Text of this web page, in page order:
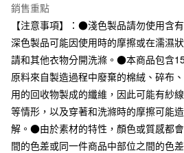
元大商業銀行
玉山商業銀行
星
台新國際商業銀行
中
台灣樂天信用卡公司
悠遊付
運送方式
全家取貨付款
每筆NT$65，滿NT$1,000(含以上)免運
付款後全家取貨
每筆NT$65，滿NT$1,000(含以上)免運
銷售重點
【注意事項】：●淺色製品請勿使用含
深色製品可能因使用時的摩擦或在濡濕
請和其他衣物分開洗滌。●本商品包含
原料來自製造過程中廢棄的棉絨、碎布
用的回收物製成的纖維，因此可能有紗
等情形，以及穿著和洗滌時的摩擦可能
解。●由於素材的特性，顏色或質感都
間的色差或同一件商品中部位之間的色